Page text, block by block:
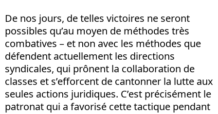
De nos jours, de telles victoires ne seront
possibles qu’au moyen de méthodes très
combatives – et non avec les méthodes que
défendent actuellement les directions
syndicales, qui prônent la collaboration de
classes et s’efforcent de cantonner la lutte aux
seules actions juridiques. C’est précisément le
patronat qui a favorisé cette tactique pendant